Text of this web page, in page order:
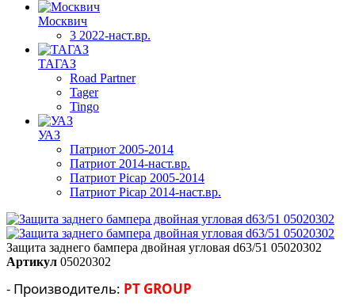
Москвич
3 2022-наст.вр.
ТАГАЗ
Road Partner
Tager
Tingo
УАЗ
Патриот 2005-2014
Патриот 2014-наст.вр.
Патриот Picap 2005-2014
Патриот Picap 2014-наст.вр.
Защита заднего бампера двойная угловая d63/51 05020302
Артикул 05020302
- Производитель: PT GROUP